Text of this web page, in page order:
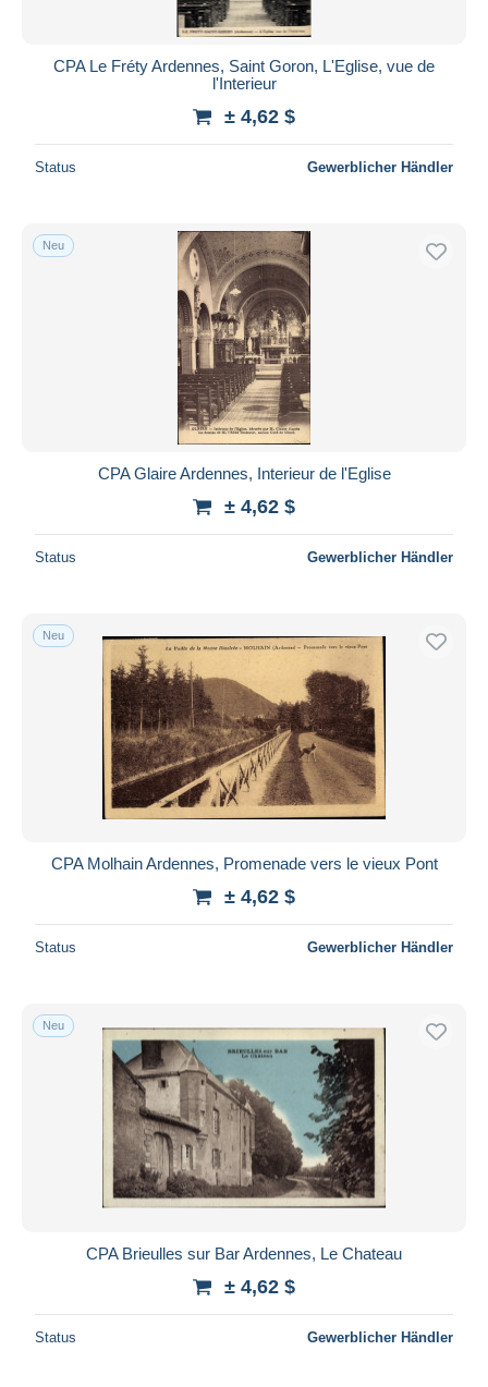
CPA Le Fréty Ardennes, Saint Goron, L'Eglise, vue de
l'Interieur
± 4,62 $
Status Gewerblicher Händler
Neu
CPA Glaire Ardennes, Interieur de l'Eglise
± 4,62 $
Status Gewerblicher Händler
Neu
CPA Molhain Ardennes, Promenade vers le vieux Pont
± 4,62 $
Status Gewerblicher Händler
Neu
CPA Brieulles sur Bar Ardennes, Le Chateau
± 4,62 $
Status Gewerblicher Händler